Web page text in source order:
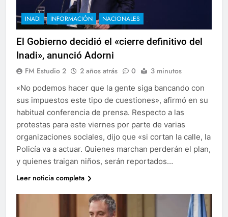
INADI INFORMACIÓN NACIONALES
El Gobierno decidió el «cierre definitivo del
Inadi», anunció Adorni
FM Estudio 2 2 años atrás 0 3 minutos
«No podemos hacer que la gente siga bancando con
sus impuestos este tipo de cuestiones», afirmó en su
habitual conferencia de prensa. Respecto a las
protestas para este viernes por parte de varias
organizaciones sociales, dijo que «si cortan la calle, la
Policía va a actuar. Quienes marchan perderán el plan,
y quienes traigan niños, serán reportados…
Leer noticia completa